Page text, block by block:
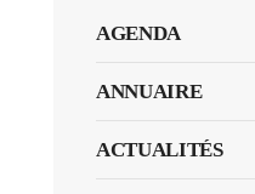
AGENDA
ANNUAIRE
ACTUALITÉS